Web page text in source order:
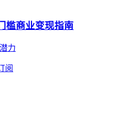
槛商业变现指南
力
阅